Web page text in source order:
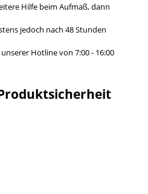
Hilfe beim Aufmaß, dann
jedoch nach 48 Stunden
Hotline von 7:00 - 16:00